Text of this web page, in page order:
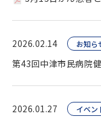
2026.02.14 お知ら
第43回中津市民病院
2026.01.27 イベン